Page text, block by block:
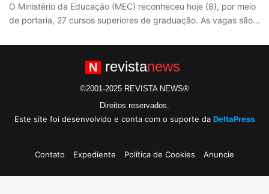
O Ministério da Educação (MEC) reconheceu hoje (8), por meio
de portaria, 27 cursos superiores de graduação. As vagas são…
N revistanews
©2001-2025 REVISTA NEWS®
Direitos reservados.
Este site foi desenvolvido e conta com o suporte da DeltaPress
Contato Expediente Política de Cookies Anuncie